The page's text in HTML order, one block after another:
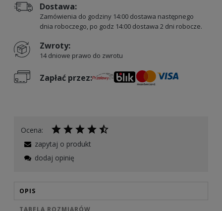
Dostawa:
Zamówienia do godziny 14:00 dostawa następnego
dnia roboczego, po godz 14:00 dostawa 2 dni robocze.
Zwroty:
14 dniowe prawo do zwrotu
Zapłać przez:
Ocena:
zapytaj o produkt
dodaj opinię
OPIS
TABELA ROZMIARÓW